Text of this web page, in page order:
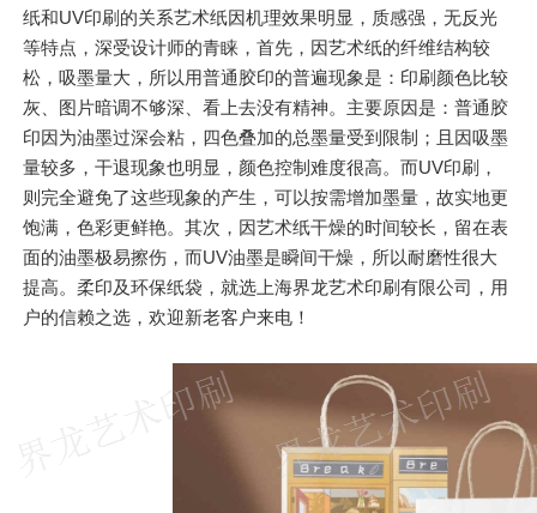
纸和UV印刷的关系艺术纸因机理效果明显，质感强，无反光
等特点，深受设计师的青睐，首先，因艺术纸的纤维结构较
松，吸墨量大，所以用普通胶印的普遍现象是：印刷颜色比较
灰、图片暗调不够深、看上去没有精神。主要原因是：普通胶
印因为油墨过深会粘，四色叠加的总墨量受到限制；且因吸墨
量较多，干退现象也明显，颜色控制难度很高。而UV印刷，
则完全避免了这些现象的产生，可以按需增加墨量，故实地更
饱满，色彩更鲜艳。其次，因艺术纸干燥的时间较长，留在表
面的油墨极易擦伤，而UV油墨是瞬间干燥，所以耐磨性很大
提高。柔印及环保纸袋，就选上海界龙艺术印刷有限公司，用
户的信赖之选，欢迎新老客户来电！